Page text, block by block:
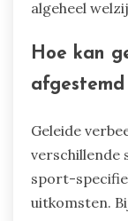
worden
wat helpt bij
training.
reguliere
algeheel
Hoe kan